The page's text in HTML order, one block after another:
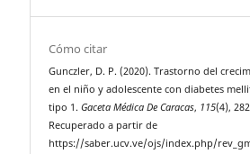
Cómo citar
Gunczler, D. P. (2020). Trastorno del
en el niño y adolescente con diabetes
tipo 1.Gaceta Médica De Caracas, 115(4),
Recuperado a partir de
https://saber.ucv.ve/ojs/index.php/